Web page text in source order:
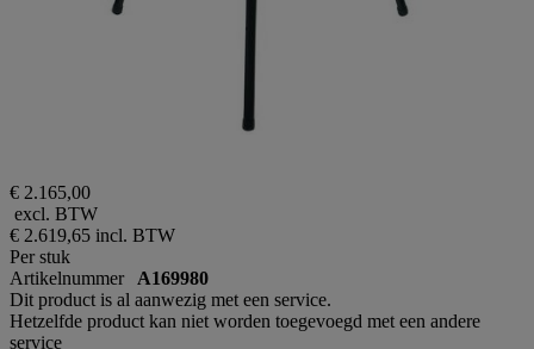
€ 2.165,00
excl. BTW
€ 2.619,65 incl. BTW
Per stuk
Artikelnummer A169980
Dit product is al aanwezig met een service.
Hetzelfde product kan niet worden toegevoegd met een andere
service